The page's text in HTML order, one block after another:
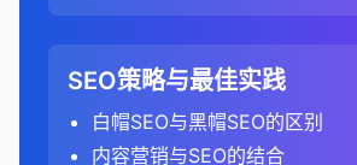
可以可以提高点击率、提供更多信息
以为用户提供更好的搜索体验，同时
SEO优势。虽然丰富片段不直接影响
以显著提高搜索结果的吸引力和实用
如何优化serps表现：
优化有机搜索排名，争取前10位的
实施结构化数据，获取丰富片段。
302重定向 ：临时重定向，告诉
暂时移动，不应将链接权益转移到
规范URL的最佳实践：
始终使用绝对URL，而不是相对
都视为事件。
定义方式：
Universal Analytics：关注单
评估他们的品牌提及和声誉。
分析他们的内容在社交媒体上的表
8. 综合分析和策略制定
识别需要优化的页面，以提高
安全问题报告：
监控网站是否存在安全问题。
页面浏览量和会话深度：
分析有机搜索访客的平均页面
度。
B. 排名分析
监控目标关键词的排名变化。
分析排名变化的原因（如算法更新
接建设）。
识别排名下降的页面，并找出原因
5. 支持数据驱动决策
数据可视化使基于数据的决策更容
3. 分析关键词指标
搜索量：
了解每月搜索特定关键词的次数
高搜索量通常意味着更多的潜
或使用默认用户代理进行全面
配置高级设置：
启用JavaScript渲染，以审计
的内容。
B. 链接质量分析
域名权威性：使用工具的域名权威
Ahrefs DR、Moz DA）评估链接
页面权威性：评估具体链接页面的
A. 流量和排名分析
识别带来最多有机搜索流量的页面
分析这些页面的排名关键词和搜索
搜索核心业务关键词，识别排
分析行业报告和目录，识别主
SEO策略与最佳实践
白帽SEO与黑帽SEO的区别
内容营销与SEO的结合